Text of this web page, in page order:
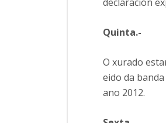
Quinta.-
O xurado
eido da
ano 2012.